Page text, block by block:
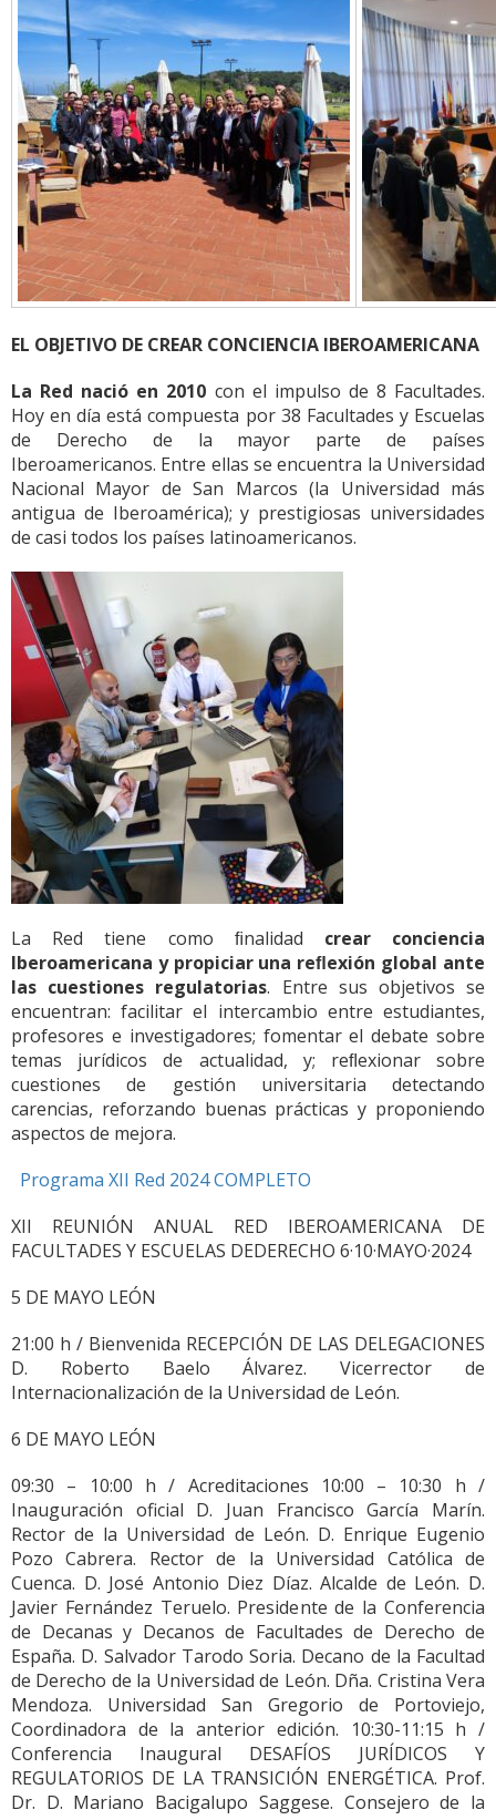
EL OBJETIVO DE CREAR CONCIENCIA IBEROAMERICANA
La Red nació en 2010 con el impulso de 8 Facultades.
Hoy en día está compuesta por 38 Facultades y Escuelas
de Derecho de la mayor parte de países
Iberoamericanos. Entre ellas se encuentra la Universidad
Nacional Mayor de San Marcos (la Universidad más
antigua de Iberoamérica); y prestigiosas universidades
de casi todos los países latinoamericanos.
La Red tiene como ﬁnalidad crear conciencia
Iberoamericana y propiciar una reﬂexión global ante
las cuestiones regulatorias. Entre sus objetivos se
encuentran: facilitar el intercambio entre estudiantes,
profesores e investigadores; fomentar el debate sobre
temas jurídicos de actualidad, y; reﬂexionar sobre
cuestiones de gestión universitaria detectando
carencias, reforzando buenas prácticas y proponiendo
aspectos de mejora.
Programa XII Red 2024 COMPLETO
XII REUNIÓN ANUAL RED IBEROAMERICANA DE
FACULTADES Y ESCUELAS DEDERECHO 6·10·MAYO·2024
5 DE MAYO LEÓN
21:00 h / Bienvenida RECEPCIÓN DE LAS DELEGACIONES
D. Roberto Baelo Álvarez. Vicerrector de
Internacionalización de la Universidad de León.
6 DE MAYO LEÓN
09:30 – 10:00 h / Acreditaciones 10:00 – 10:30 h /
Inauguración oficial D. Juan Francisco García Marín.
Rector de la Universidad de León. D. Enrique Eugenio
Pozo Cabrera. Rector de la Universidad Católica de
Cuenca. D. José Antonio Diez Díaz. Alcalde de León. D.
Javier Fernández Teruelo. Presidente de la Conferencia
de Decanas y Decanos de Facultades de Derecho de
España. D. Salvador Tarodo Soria. Decano de la Facultad
de Derecho de la Universidad de León. Dña. Cristina Vera
Mendoza. Universidad San Gregorio de Portoviejo,
Coordinadora de la anterior edición. 10:30-11:15 h /
Conferencia Inaugural DESAFÍOS JURÍDICOS Y
REGULATORIOS DE LA TRANSICIÓN ENERGÉTICA. Prof.
Dr. D. Mariano Bacigalupo Saggese. Consejero de la